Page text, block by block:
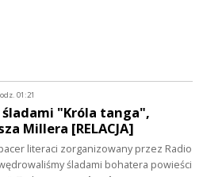
01:21
śladami "Króla tanga",
Millera [RELACJA]
literaci zorganizowany przez Radio
śladami bohatera powieści